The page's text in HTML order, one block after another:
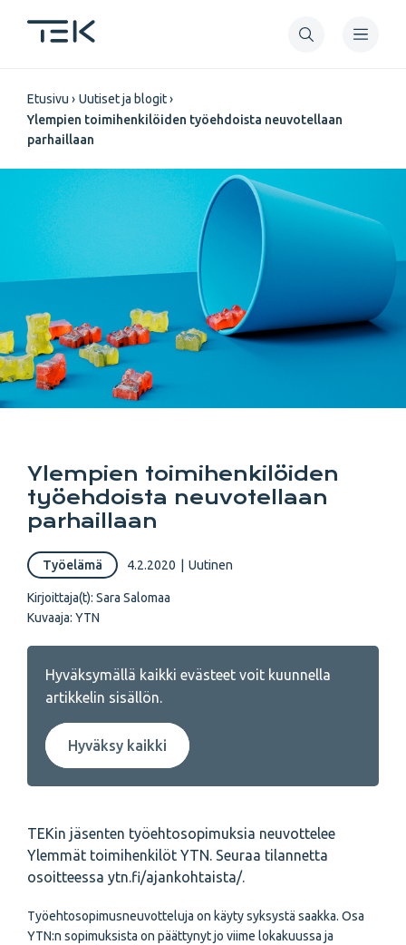
pääsisältöön
Murupolku
Etusivu
Uutiset ja blogit
Ylempien toimihenkilöiden työehdoista neuvotellaan
parhaillaan
Ylempien toimihenkilöiden
työehdoista neuvotellaan
parhaillaan
Työelämä 4.2.2020 Uutinen
Kirjoittaja(t): Sara Salomaa
Kuvaaja: YTN
Hyväksymällä kaikki evästeet voit kuunnella
artikkelin sisällön.
Hyväksy kaikki
TEKin jäsenten työehtosopimuksia neuvottelee
Ylemmät toimihenkilöt YTN. Seuraa tilannetta
osoitteessa ytn.fi/ajankohtaista/.
Työehtosopimusneuvotteluja on käyty syksystä saakka. Osa
YTN:n sopimuksista on päättynyt jo viime lokakuussa ja